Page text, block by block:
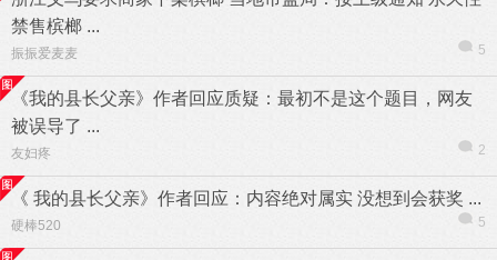
禁售槟榔 ...
振振爱麦麦 5
《我的县长父亲》作者回应质疑：最初不是这个题目，网友
被误导了 ...
友妇疼 2
《 我的县长父亲》作者回应：内容绝对属实 没想到会获奖 ...
硬棒520 5